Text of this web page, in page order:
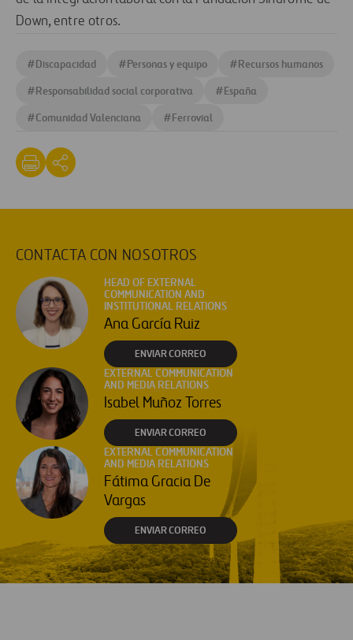
Down, entre otros.
#Discapacidad #Personas y equipo #Recursos humanos
#Responsabilidad social corporativa #España
#Comunidad Valenciana #Ferrovial
CONTACTA CON NOSOTROS
HEAD OF EXTERNAL
COMMUNICATION AND
INSTITUTIONAL RELATIONS
Ana García Ruiz
ENVIAR CORREO
EXTERNAL COMMUNICATION
AND MEDIA RELATIONS
Isabel Muñoz Torres
ENVIAR CORREO
EXTERNAL COMMUNICATION
AND MEDIA RELATIONS
Fátima Gracia De
Vargas
ENVIAR CORREO